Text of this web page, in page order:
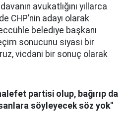
avukatlığını yıllarca
CHP’nin adayı olarak
belediye başkanı
sonucunu siyasi bir
vicdani bir sonuç olarak
partisi olup, bağırıp da
söyleyecek söz yok''